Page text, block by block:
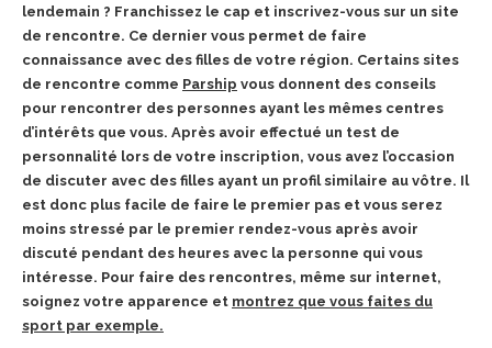
lendemain ? Franchissez le cap et inscrivez-vous sur un site
de rencontre. Ce dernier vous permet de faire
connaissance avec des filles de votre région. Certains sites
de rencontre comme Parship vous donnent des conseils
pour rencontrer des personnes ayant les mêmes centres
d’intérêts que vous. Après avoir effectué un test de
personnalité lors de votre inscription, vous avez l’occasion
de discuter avec des filles ayant un profil similaire au vôtre. Il
est donc plus facile de faire le premier pas et vous serez
moins stressé par le premier rendez-vous après avoir
discuté pendant des heures avec la personne qui vous
intéresse. Pour faire des rencontres, même sur internet,
soignez votre apparence et montrez que vous faites du
sport par exemple.